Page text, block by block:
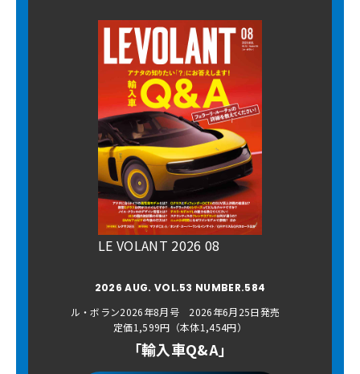
LE VOLANT 2026 08
2026 AUG. VOL.53 NUMBER.584
ル・ボラン2026年8月号 2026年6月25日発売
定価1,599円（本体1,454円）
「輸入車Q&A」